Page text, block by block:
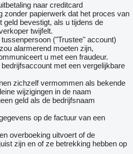
naar creditcard
zonder papierwerk dat het proces van
geld bevestigt, als u tijdens de
twijfelt.
("Trustee" account)
alarmerend moeten zijn,
u met een fraudeur.
met een vergelijkbare
zichzelf vermommen als bekende
wijzigingen in de naam
geld als de bedrijfsnaam
op de factuur van een
overboeking uitvoert of de
zijn en of ze betrekking hebben op